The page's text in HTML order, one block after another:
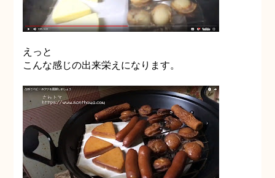
えっと
こんな感じの出来栄えになります。